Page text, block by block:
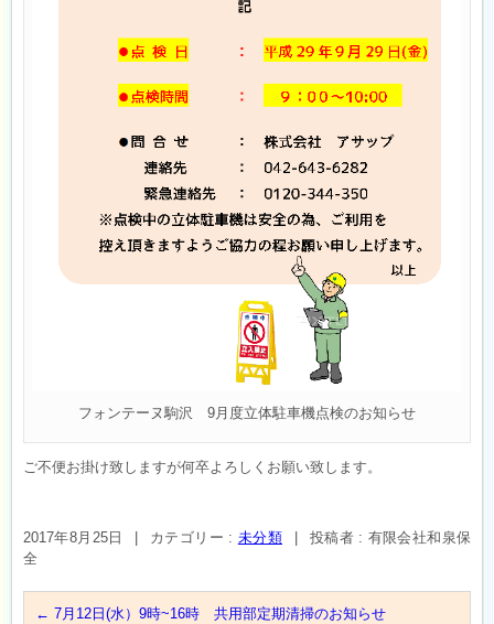
フォンテーヌ駒沢 9月度立体駐車機点検のお知らせ
ご不便お掛け致しますが何卒よろしくお願い致します。
2017年8月25日 カテゴリー : 未分類
投稿者 : 有限会社和泉保
全
← 7月12日(水）9時~16時 共用部定期清掃のお知らせ